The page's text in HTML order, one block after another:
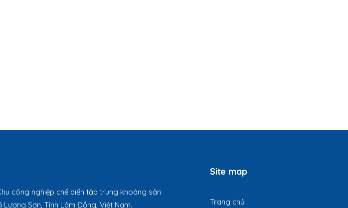
công nghiệp chế biến tập trung khoáng sản
Lương Sơn, Tỉnh Lâm Đồng, Việt Nam.
Site map
Trang chủ